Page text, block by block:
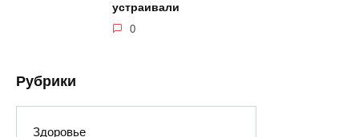
устраивали
0
Рубрики
Здоровье